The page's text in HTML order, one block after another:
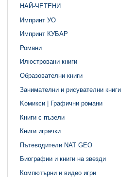
НАЙ-ЧЕТЕНИ
Импринт УО
Импринт КУБАР
Романи
Илюстровани книги
Образователни книги
Занимателни и рисувателни книги
Kомикси | Графични романи
Книги с пъзели
Книги играчки
Пътеводители NAT GEO
Биографии и книги на звезди
Компютърни и видео игри